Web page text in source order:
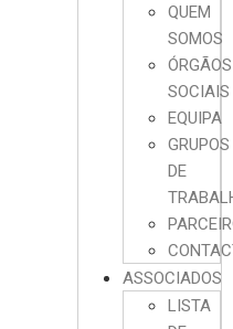
QUEM
SOMOS
ÓRGÃOS
SOCIAIS
EQUIPA
GRUPOS
DE
ASSOCIADOS
LISTA